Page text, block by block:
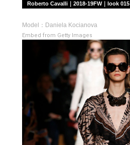
Roberto Cavalli｜2018-19FW｜look 015
Model：Daniela Kocianova
Embed from Getty Images